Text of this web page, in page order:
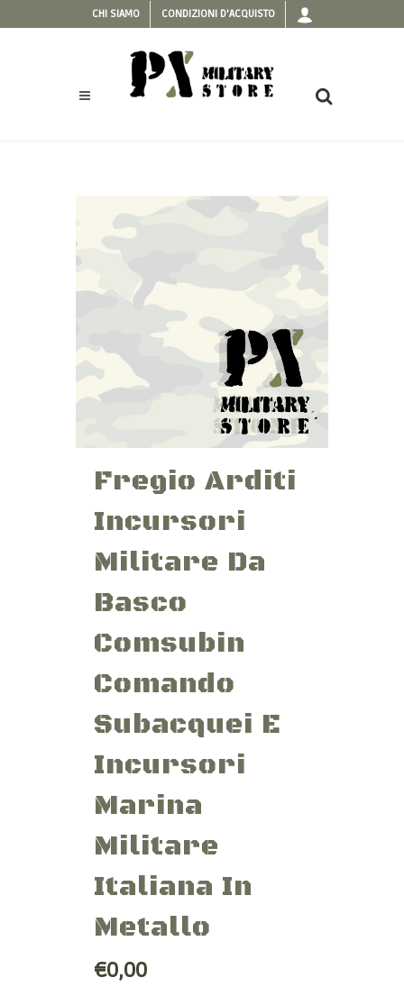
CHI SIAMO CONDIZIONI D'ACQUISTO
Fregio Arditi
Incursori
Militare Da
Basco
Comsubin
Comando
Subacquei E
Incursori
Marina
Militare
Italiana In
Metallo
€0,00